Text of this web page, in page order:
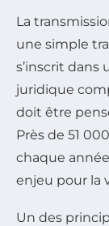
La
une simple
s’inscrit dans
juridique
doit être
Près de 51
chaque
enjeu pour la
Un des